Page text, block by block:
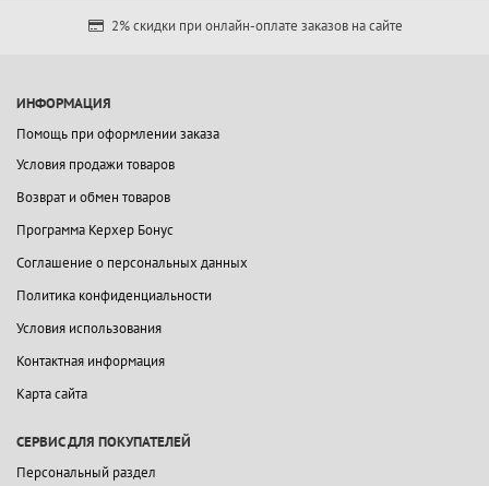
2% скидки при онлайн-оплате заказов на сайте
ИНФОРМАЦИЯ
Помощь при оформлении заказа
Условия продажи товаров
Возврат и обмен товаров
Программа Керхер Бонус
Соглашение о персональных данных
Политика конфиденциальности
Условия использования
Контактная информация
Карта сайта
СЕРВИС ДЛЯ ПОКУПАТЕЛЕЙ
Персональный раздел